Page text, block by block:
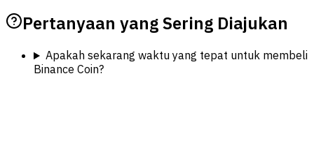
Pertanyaan yang Sering Diajukan
Apakah sekarang waktu yang tepat untuk membeli
Binance Coin?